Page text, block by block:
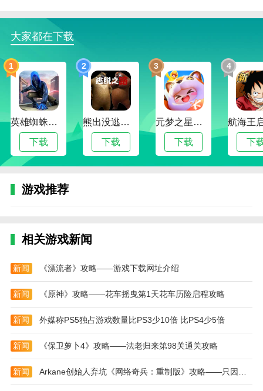
量的社交匹配服务
- 用户可以通过兴趣爱好、地理位置等条件寻找志
同道合的伙伴
- 可以在线发布活动，并邀请其他用户参加，打破
陌生人之间的尴尬感
- 提供线上聊天功能，方便用户在活动前互相了解
- 平台逐步建立了信用机制，确保用户的安全和活
动质量
1、大家也可以随时聊天，可以谈天说地，有兴趣
是很有意义的事情
3、便捷可靠的互动工具，这里话题多多且更新速
度快，安全好用的社交神器
4、无聊的时候有人陪着你去打发时间，让你再也
不用担心会孤单
小编评价
在尤伴遇到了一位韩国的语伴，一起学习韩语，感
觉进步很快。通过和他的交流，不仅提高了语言能力，
还了解了当地的文化和习俗。
大家都在下载
1
英雄蜘蛛侠绳索格斗城市模拟器
下载
2
熊出没逃脱之路
下载
3
元梦之星手游下载2024最新版
下载
4
下
游戏推荐
相关游戏新闻
新闻 《漂流者》攻略——游戏下载网址介绍
新闻 《原神》攻略——花车摇曳第1天花车历险启程攻略
新闻 外媒称PS5独占游戏数量比PS3少10倍 比PS4少5倍
新闻 《保卫萝卜4》攻略——法老归来第98关通关攻略
新闻